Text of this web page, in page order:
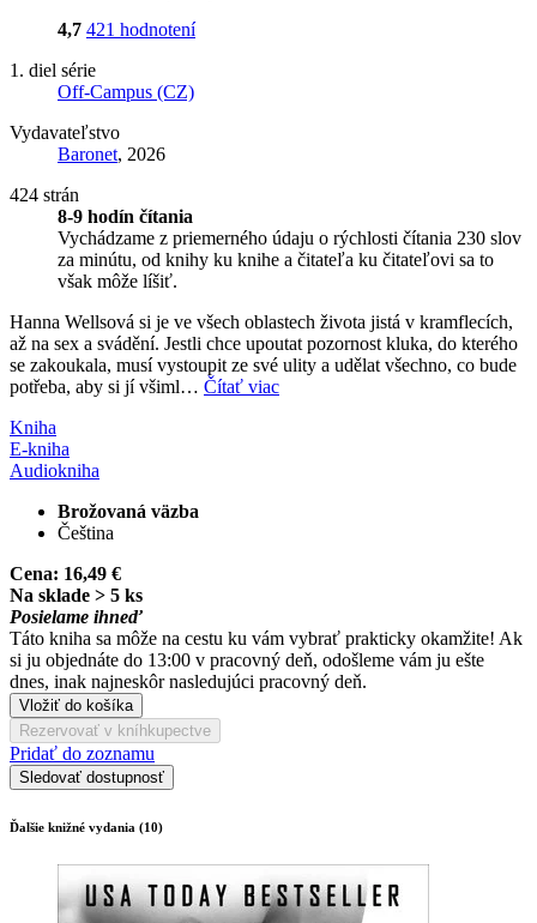
4,7 421 hodnotení
1. diel série
Off-Campus (CZ)
Vydavateľstvo
Baronet, 2026
424 strán
8-9 hodín čítania
Vychádzame z priemerného údaju o rýchlosti čítania 230 slov
za minútu, od knihy ku knihe a čitateľa ku čitateľovi sa to
však môže líšiť.
Hanna Wellsová si je ve všech oblastech života jistá v kramflecích,
až na sex a svádění. Jestli chce upoutat pozornost kluka, do kterého
se zakoukala, musí vystoupit ze své ulity a udělat všechno, co bude
potřeba, aby si jí všiml… Čítať viac
Kniha
E-kniha
Audiokniha
Brožovaná väzba
Čeština
Cena: 16,49 €
Na sklade > 5 ks
Posielame ihneď
Táto kniha sa môže na cestu ku vám vybrať prakticky okamžite! Ak
si ju objednáte do 13:00 v pracovný deň, odošleme vám ju ešte
dnes, inak najneskôr nasledujúci pracovný deň.
Vložiť do košíka
Rezervovať v kníhkupectve
Pridať do zoznamu
Sledovať dostupnosť
Ďalšie knižné vydania (10)